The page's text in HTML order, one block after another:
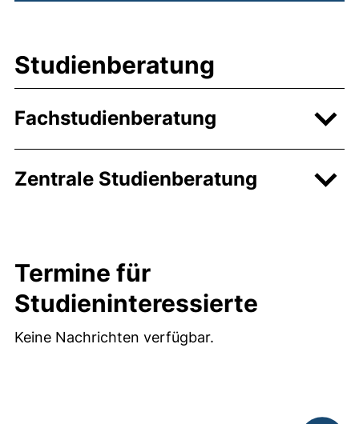
Studienberatung
Fachstudienberatung
Zentrale Studienberatung
Termine für
Studieninteressierte
Keine Nachrichten verfügbar.